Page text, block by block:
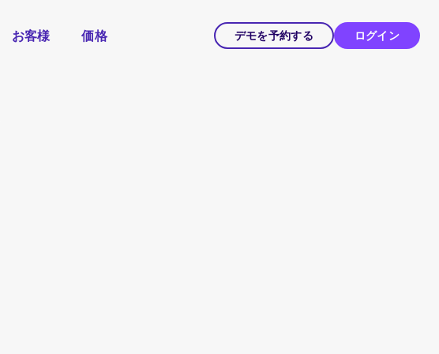
お客様 価格 デモを予約する ログイン